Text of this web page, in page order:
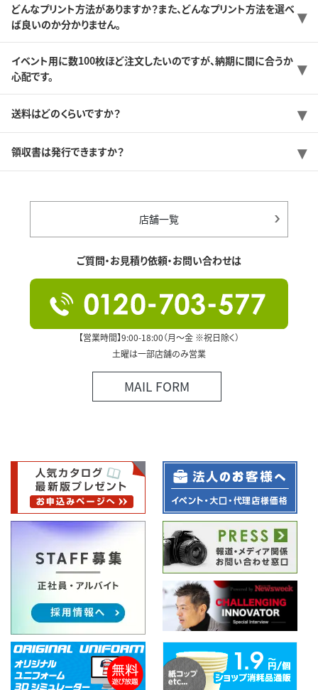
どんなプリント方法がありますか？また、どんなプリント方法を選べ
ば良いのか分かりません。
イベント用に数100枚ほど注文したいのですが、納期に間に合うか
心配です。
送料はどのくらいですか？
領収書は発行できますか？
店舗一覧
ご質問・お見積り依頼・お問い合わせは
【営業時間】9:00-18:00（月～金 ※祝日除く）
土曜は一部店舗のみ営業
MAIL FORM